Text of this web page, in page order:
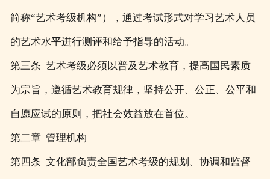
简称“艺术考级机构”），通过考试形式对学习艺术人员
的艺术水平进行测评和给予指导的活动。
第三条 艺术考级必须以普及艺术教育，提高国民素质
为宗旨，遵循艺术教育规律，坚持公开、公正、公平和
自愿应试的原则，把社会效益放在首位。
第二章 管理机构
第四条 文化部负责全国艺术考级的规划、协调和监督